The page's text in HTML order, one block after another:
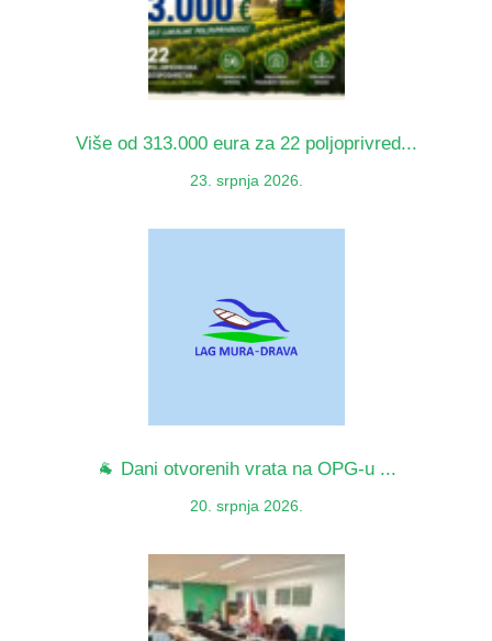
Više od 313.000 eura za 22 poljoprivred...
23. srpnja 2026.
🐐 Dani otvorenih vrata na OPG-u ...
20. srpnja 2026.